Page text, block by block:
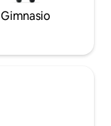
Gimnasio